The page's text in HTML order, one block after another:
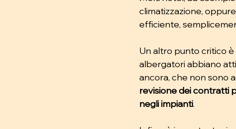
climatizzazione,
efficiente,
Un altro punto critico
albergatori abbiano
ancora, che non sono
revisione dei contratti
negli impianti.